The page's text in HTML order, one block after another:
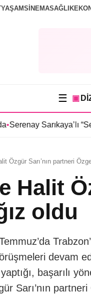
YAŞAMSİNEMASAĞLIK
☰ ▣
“Sevdiğim
Özgür Sarı’nın partneri
Halit
oldu
devam
başarılı
Sarı’nın